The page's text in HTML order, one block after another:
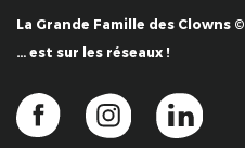
La Grande Famille des Clowns ©
… est sur les réseaux !